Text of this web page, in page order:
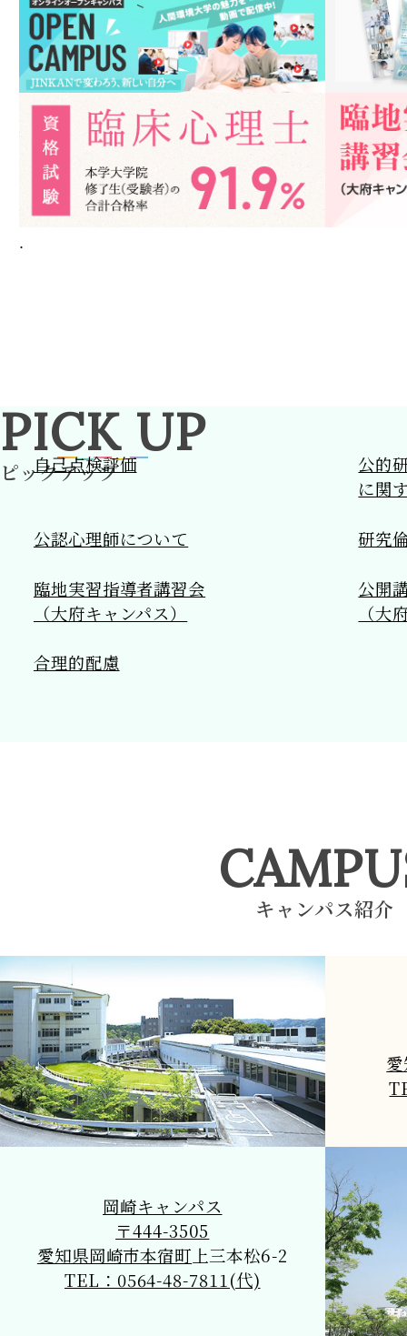
ポータ
アクセ
自己点
ンフレ
PICK UP
ピックアップ
自己点検評価
公的
に関
公認心理師について 研究
臨地実習指導者講習会
（大府キャンパス）
公開
（大
合理的配慮
キャンパス紹介
岡崎キャンパス
〒444-3505
愛知県岡崎市本宿町 上三本松6-2
TEL：0564-48-7811(代)